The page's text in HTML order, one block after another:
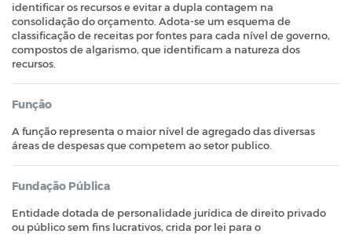
identificar os recursos e evitar a dupla contagem na
consolidação do orçamento. Adota-se um esquema de
classificação de receitas por fontes para cada nível de governo,
compostos de algarismo, que identificam a natureza dos
recursos.
Função
A função representa o maior nível de agregado das diversas
áreas de despesas que competem ao setor publico.
Fundação Pública
Entidade dotada de personalidade jurídica de direito privado
ou público sem fins lucrativos, crida por lei para o